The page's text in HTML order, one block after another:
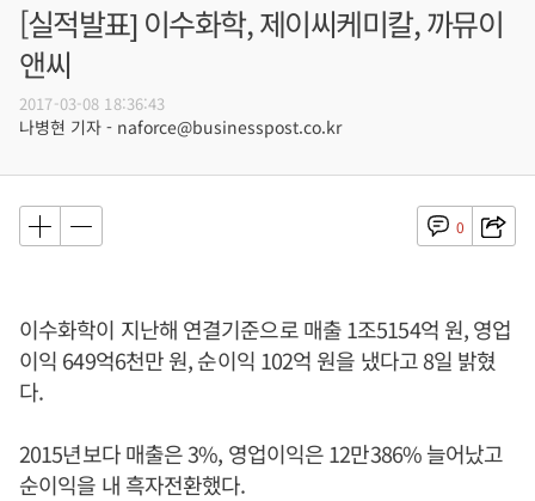
[실적발표] 이수화학, 제이씨케미칼, 까뮤이
앤씨
2017-03-08 18:36:43
나병현 기자 - naforce@businesspost.co.kr
0
이수화학이 지난해 연결기준으로 매출 1조5154억 원, 영업
이익 649억6천만 원, 순이익 102억 원을 냈다고 8일 밝혔
다.
2015년보다 매출은 3%, 영업이익은 12만386% 늘어났고
순이익을 내 흑자전환했다.